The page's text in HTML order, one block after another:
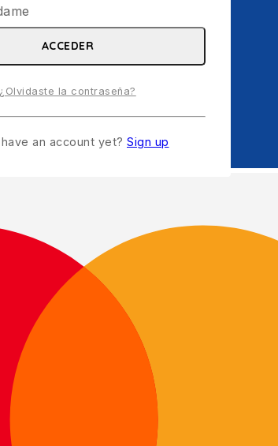
ACCEDER
¿Olvidaste la contraseña?
an account yet? Sign up